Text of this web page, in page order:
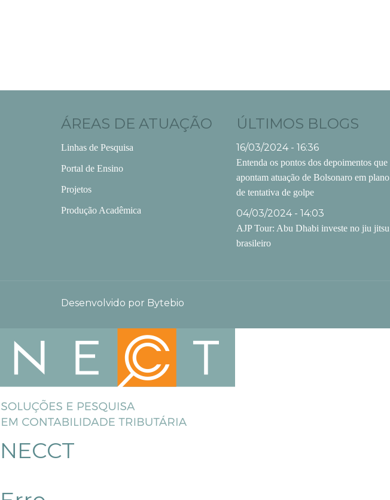
ÁREAS DE ATUAÇÃO
Linhas de Pesquisa
Portal de Ensino
Projetos
Produção Acadêmica
ÚLTIMOS BLOGS
16/03/2024 - 16:36
Entenda os pontos dos depoimentos que
apontam atuação de Bolsonaro em plano
de tentativa de golpe
04/03/2024 - 14:03
AJP Tour: Abu Dhabi investe no jiu jitsu
brasileiro
Desenvolvido por Bytebio
NECCT